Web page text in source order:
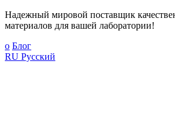
Надежный мировой поставщик
материалов для вашей лаборатории!
о Блог
RU Русский